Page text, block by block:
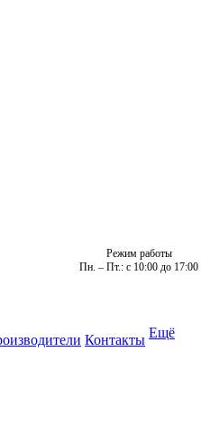
Режим работы
Пн. – Пт.: с 10:00 до 17:00
Контакты Ещё